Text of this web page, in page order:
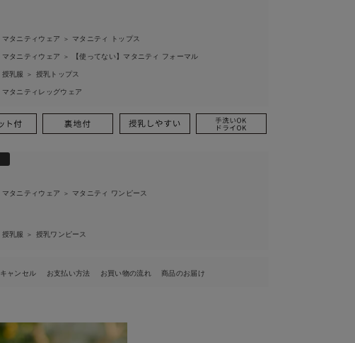
マタニティウェア ＞ マタニティ トップス
マタニティウェア ＞ 【使ってない】マタニティ フォーマル
授乳服 ＞ 授乳トップス
マタニティレッグウェア
マタニティウェア ＞ マタニティ ワンピース
授乳服 ＞ 授乳ワンピース
キャンセル お支払い方法 お買い物の流れ 商品のお届け